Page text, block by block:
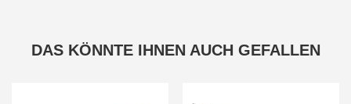
DAS KÖNNTE IHNEN AUCH GEFALLEN